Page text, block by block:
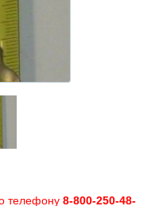
телефону 8-800-250-48-